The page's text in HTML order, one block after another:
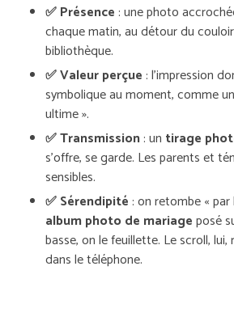
✅ Présence : une photo
chaque matin, au détour du
bibliothèque.
✅ Valeur perçue : l’impression
symbolique au moment, comme
ultime ».
✅ Transmission: un tirage
s’offre, se garde. Les parents et
sensibles.
✅ Sérendipité : on retombe « par
album photo de mariageposé
basse, on le feuillette. Le scroll,
dans le téléphone.